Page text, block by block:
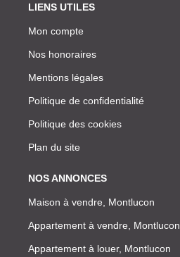
LIENS UTILES
Mon compte
Nos honoraires
Mentions légales
Politique de confidentialité
Politique des cookies
Plan du site
NOS ANNONCES
Maison à vendre, Montlucon
Appartement à vendre, Montlucon
Appartement à louer, Montlucon